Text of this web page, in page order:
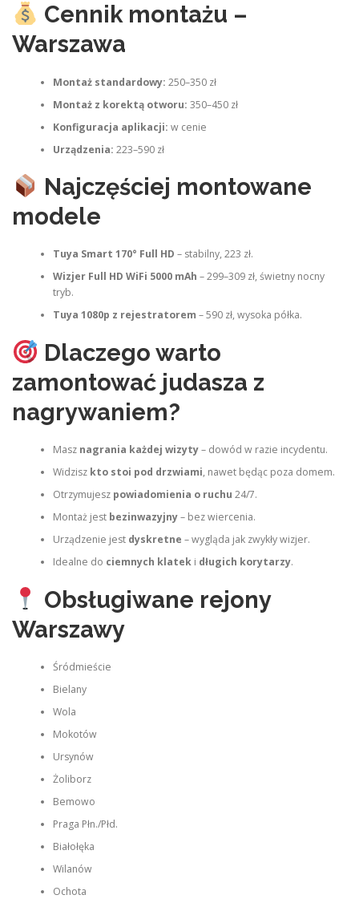
Cennik montażu –
Warszawa
Montaż standardowy: 250–350 zł
Montaż z korektą otworu: 350–450 zł
Konfiguracja aplikacji: w cenie
Urządzenia: 223–590 zł
Najczęściej montowane
modele
Tuya Smart 170° Full HD – stabilny, 223 zł.
Wizjer Full HD WiFi 5000 mAh – 299–309 zł, świetny nocny
tryb.
Tuya 1080p z rejestratorem – 590 zł, wysoka półka.
Dlaczego warto
zamontować judasza z
nagrywaniem?
Masz nagrania każdej wizyty– dowód w razie incydentu.
Widzisz kto stoi pod drzwiami, nawet będąc poza domem.
Otrzymujesz powiadomienia o ruchu 24/7.
Montaż jest bezinwazyjny– bez wiercenia.
Urządzenie jest dyskretne – wygląda jak zwykły wizjer.
Idealne do ciemnych klateki długich korytarzy.
Obsługiwane rejony
Warszawy
Śródmieście
Bielany
Wola
Mokotów
Ursynów
Żoliborz
Bemowo
Praga Płn./Płd.
Białołęka
Wilanów
Ochota